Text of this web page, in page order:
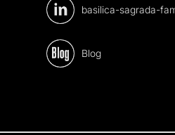
basilica-sagrada-
Blog